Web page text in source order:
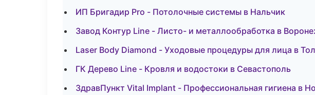
ИП Бригадир Pro - Потолочные системы в Нальчик
Завод Контур Line - Листо- и металлообработка в
Laser Body Diamond - Уходовые процедуры для лица в
ГК Дерево Line - Кровля и водостоки в Севастополь
ЗдравПункт Vital Implant - Профессиональная гигиена в